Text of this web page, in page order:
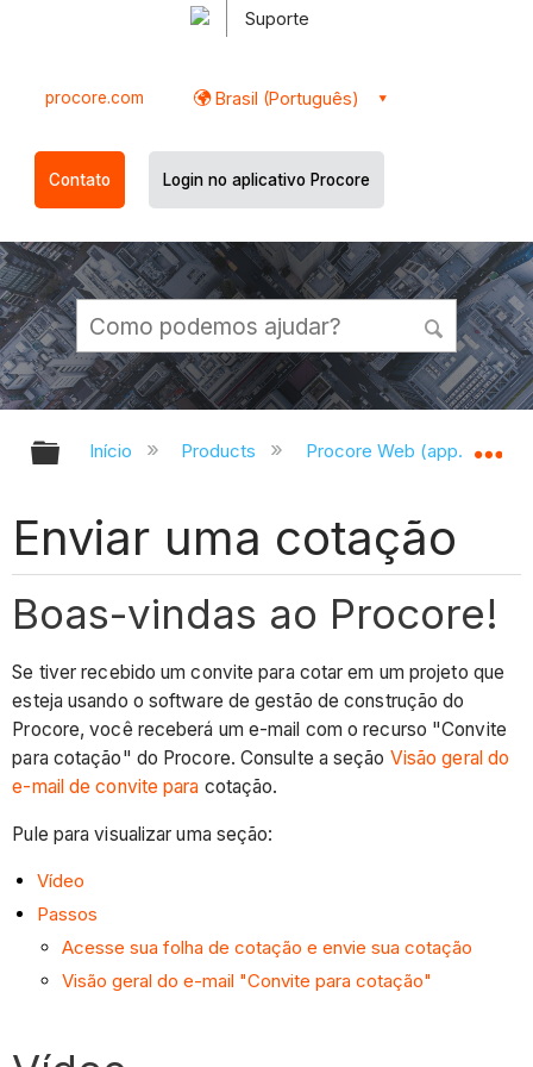
Suporte
procore.com Brasil (Português)
Contato Login no aplicativo Procore
Expandir/recolher hierarquia
Início Products Procore Web
Enviar uma cotação
Boas-vindas ao Procore!
Se tiver recebido um convite para cotar em um projeto que
esteja usando o software de gestão de construção do
Procore, você receberá um e-mail com o recurso "Convite
para cotação" do Procore. Consulte a seção Visão geral do
e-mail de convite para cotação.
Pule para visualizar uma seção:
Vídeo
Passos
Acesse sua folha de cotação e envie sua cotação
Visão geral do e-mail "Convite para cotação"